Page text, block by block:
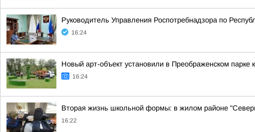
Руководитель Управления Роспотребнадзора по
16:24
Новый арт-объект установили в Преображенском парке
16:24
Вторая жизнь школьной формы: в жилом районе
16:22